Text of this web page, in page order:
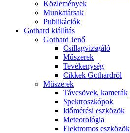
Köz­le­mé­nyek
Mun­ka­tár­sak
Pub­li­ká­ci­ók
Got­hard ki­ál­lí­tás
Got­hard Je­nő
Csil­lag­vizs­gá­ló
Mű­sze­rek
Te­vé­keny­ség
Cik­kek Got­hard­ról
Mű­sze­rek
Táv­csö­vek, ka­me­rák
Spekt­rosz­kó­pok
Idő­mé­ré­si esz­kö­zök
Me­te­o­ro­ló­gia
Elekt­ro­mos esz­kö­zök